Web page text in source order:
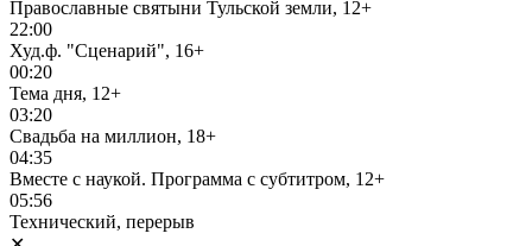
Православные святыни Тульской земли, 12+
22:00
Худ.ф. "Сценарий", 16+
00:20
Тема дня, 12+
03:20
Свадьба на миллион, 18+
04:35
Вместе с наукой. Программа с субтитром, 12+
05:56
Технический, перерыв